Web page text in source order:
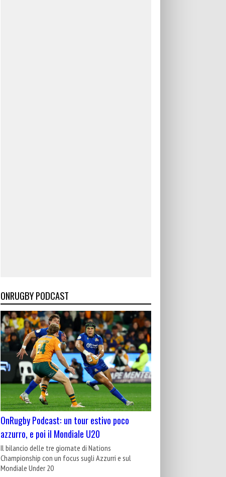
ONRUGBY PODCAST
OnRugby Podcast: un tour estivo poco
azzurro, e poi il Mondiale U20
Il bilancio delle tre giornate di Nations
Championship con un focus sugli Azzurri e sul
Mondiale Under 20